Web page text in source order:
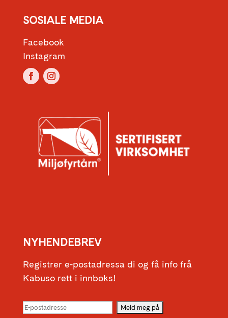
SOSIALE MEDIA
Facebook
Instagram
NYHENDEBREV
Registrer e-postadressa di og få info frå
Kabuso rett i innboks!